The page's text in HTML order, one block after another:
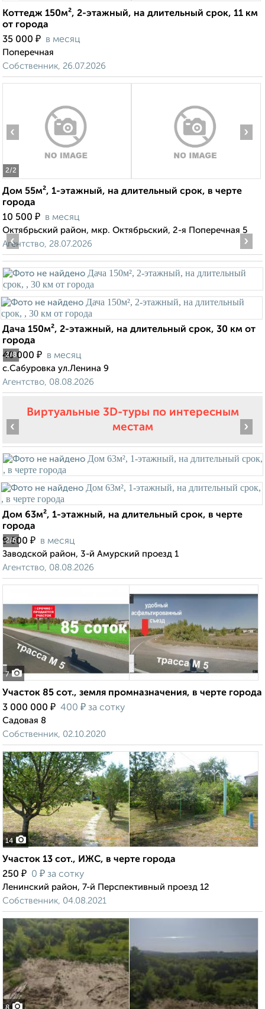
Коттедж 150м², 2-этажный, на длительный срок, 11 км
от города
35 000 ₽ в месяц
Поперечная
Собственник, 26.07.2026
2/2
‹ ›
Дом 55м², 1-этажный, на длительный срок, в черте
города
10 500 ₽ в месяц
Октябрьский район, мкр. Октябрьский, 2-я Поперечная 5
Агентство, 28.07.2026
2/8
‹ ›
Дача 150м², 2-этажный, на длительный срок, 30 км от
города
40 000 ₽ в месяц
с.Сабуровка ул.Ленина 9
Агентство, 08.08.2026
Виртуальные 3D-туры по интересным
местам
2/6
‹ ›
Дом 63м², 1-этажный, на длительный срок, в черте
города
9 500 ₽ в месяц
Заводской район, 3-й Амурский проезд 1
Агентство, 08.08.2026
7
Участок 85 сот., земля промназначения, в черте города
3 000 000 ₽ 400 ₽ за сотку
Садовая 8
Собственник, 02.10.2020
14
Участок 13 сот., ИЖС, в черте города
250 ₽ 0 ₽ за сотку
Ленинский район, 7-й Перспективный проезд 12
Собственник, 04.08.2021